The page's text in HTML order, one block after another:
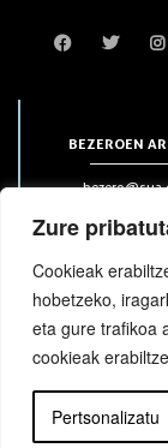
Zure
Cookieak
hobetzeko,
eta gure trafikoa
cookieak
Pertsonalizatu
BEZEROEN